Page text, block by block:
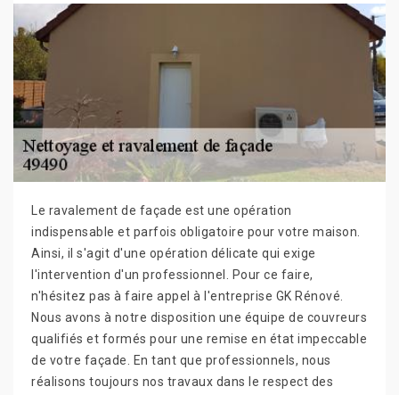
Le ravalement de façade est une opération
indispensable et parfois obligatoire pour votre maison.
Ainsi, il s'agit d'une opération délicate qui exige
l'intervention d'un professionnel. Pour ce faire,
n'hésitez pas à faire appel à l'entreprise GK Rénové.
Nous avons à notre disposition une équipe de couvreurs
qualifiés et formés pour une remise en état impeccable
de votre façade. En tant que professionnels, nous
réalisons toujours nos travaux dans le respect des